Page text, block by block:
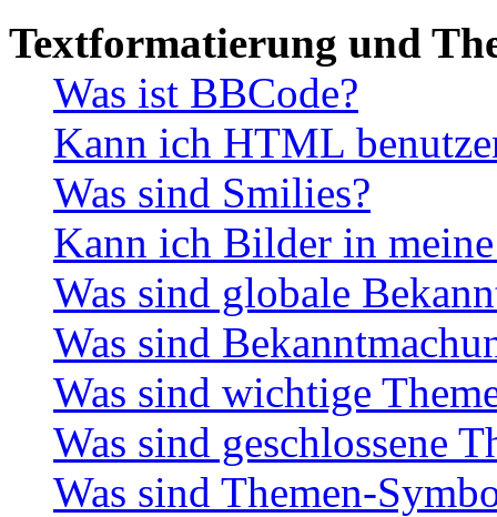
Textformatierung und
Was ist BBCode?
Kann ich HTML
Was sind Smilies?
Kann ich Bilder in
Was sind globale
Was sind
Was sind wichtige
Was sind geschlossene
Was sind Themen-